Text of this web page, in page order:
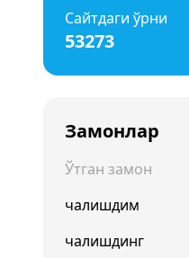
Сайтдаги ўрни
53273
Замонлар
Ўтган замон
чалишдим
чалишдинг